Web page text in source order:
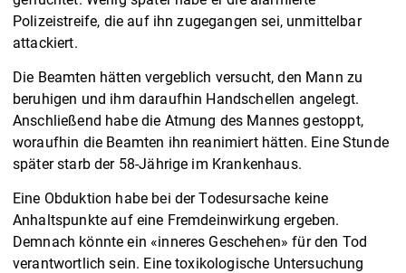
Polizeistreife, die auf ihn zugegangen sei, unmittelbar
attackiert.
Die Beamten hätten vergeblich versucht, den Mann zu
beruhigen und ihm daraufhin Handschellen angelegt.
Anschließend habe die Atmung des Mannes gestoppt,
woraufhin die Beamten ihn reanimiert hätten. Eine Stunde
später starb der 58-Jährige im Krankenhaus.
Eine Obduktion habe bei der Todesursache keine
Anhaltspunkte auf eine Fremdeinwirkung ergeben.
Demnach könnte ein «inneres Geschehen» für den Tod
verantwortlich sein. Eine toxikologische Untersuchung